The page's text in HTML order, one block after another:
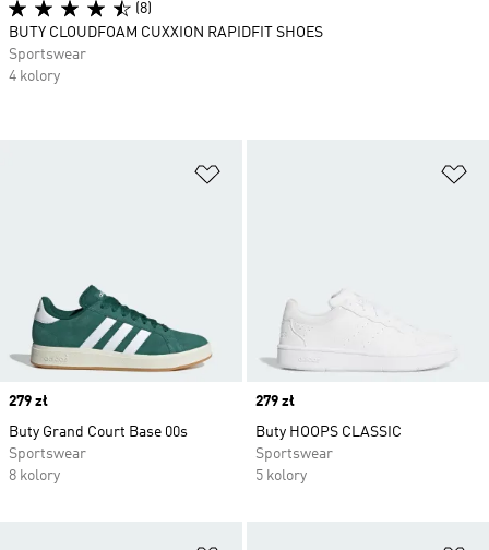
Price
279 zł
Buty Grand Court Base 00s
Sportswear
8 kolory
Price
279 zł
Buty HOOPS CLASSIC
Sportswear
5 kolory
(8)
BUTY CLOUDFOAM CUXXION RAPIDFIT SHOES
Sportswear
4 kolory